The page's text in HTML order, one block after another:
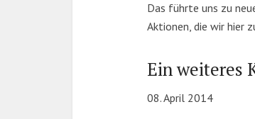
Das führte uns zu
Aktionen, die wir hier
Ein weiteres
08. April 2014